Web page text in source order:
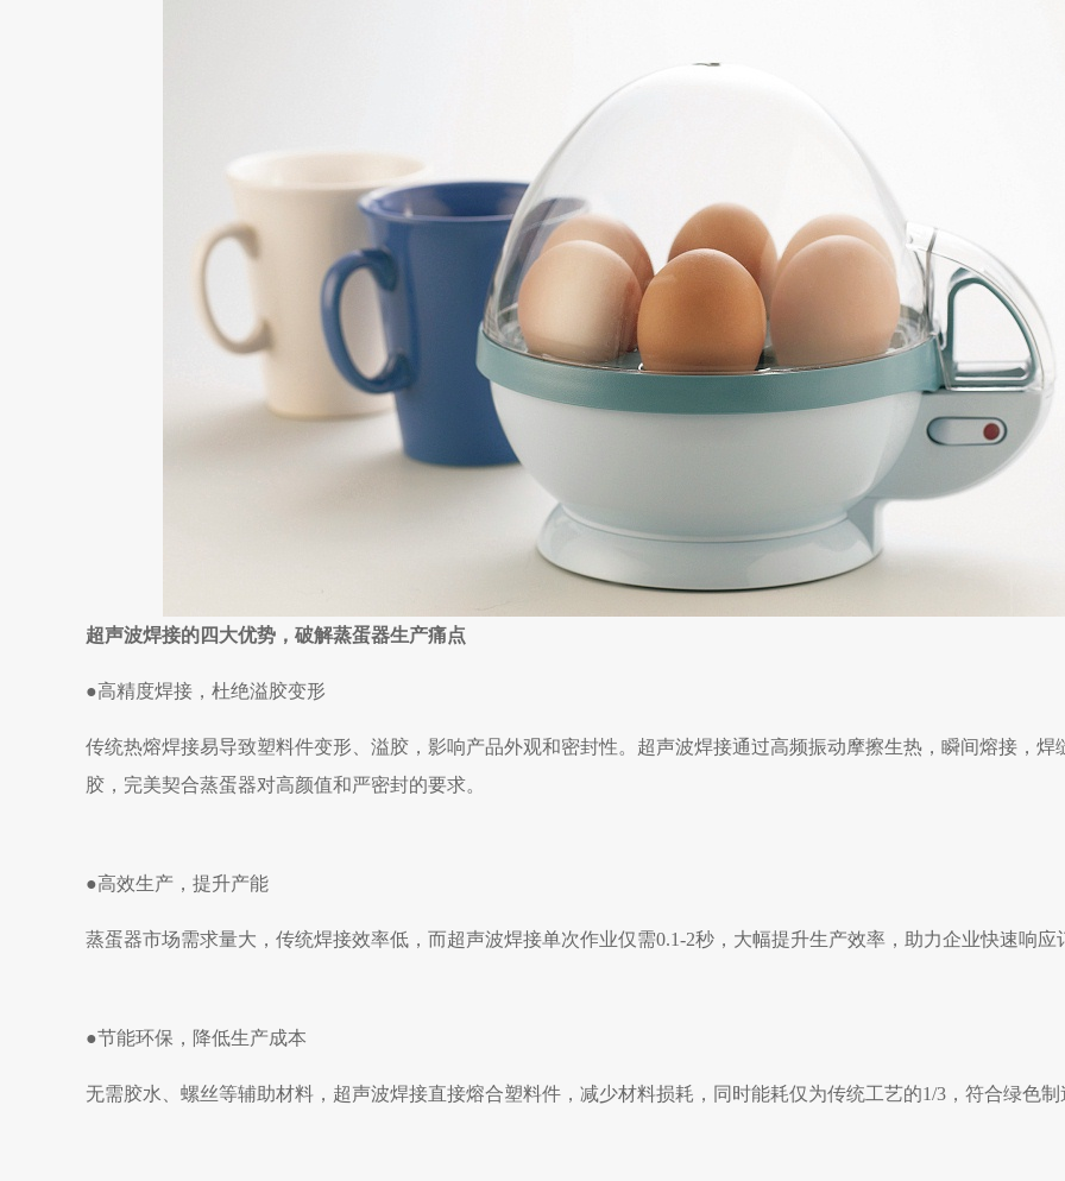
超声波焊接的四大优势，破解蒸蛋器生产痛点
●高精度焊接，杜绝溢胶变形
传统热熔焊接易导致塑料件变形、溢胶，影响产品外观和密封性。超声波焊接通过高频振动摩擦生热，瞬间熔接，焊
胶，完美契合蒸蛋器对高颜值和严密封的要求。
●高效生产，提升产能
蒸蛋器市场需求量大，传统焊接效率低，而超声波焊接单次作业仅需0.1-2秒，大幅提升生产效率，助力企业快速响应
●节能环保，降低生产成本
无需胶水、螺丝等辅助材料，超声波焊接直接熔合塑料件，减少材料损耗，同时能耗仅为传统工艺的1/3，符合绿色